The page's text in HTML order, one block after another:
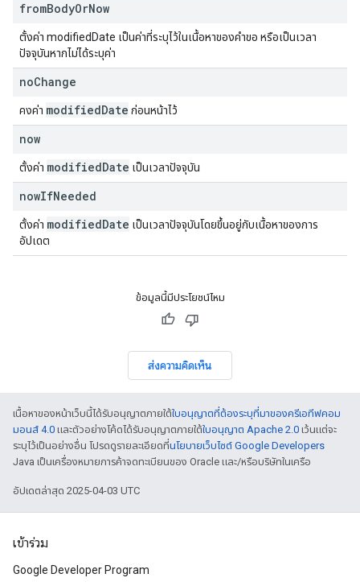
fromBodyOrNow
ตั้งค่า modifiedDate เป็นค่าที่ระบุไว้ในเนื้อหาของคำขอ หรือเป็นเวลา
ปัจจุบันหากไม่ได้ระบุค่า
noChange
คงค่า modifiedDate ก่อนหน้าไว้
now
ตั้งค่า modifiedDate เป็นเวลาปัจจุบัน
nowIfNeeded
ตั้งค่า modifiedDate เป็นเวลาปัจจุบันโดยขึ้นอยู่กับเนื้อหาของการ
อัปเดต
ข้อมูลนี้มีประโยชน์ไหม
ส่งความคิดเห็น
เนื้อหาของหน้าเว็บนี้ได้รับอนุญาตภายใต้ใบอนุญาตที่ต้องระบุที่มาของครีเอทีฟคอม
มอนส์ 4.0 และตัวอย่างโค้ดได้รับอนุญาตภายใต้ใบอนุญาต Apache 2.0 เว้นแต่จะ
ระบุไว้เป็นอย่างอื่น โปรดดูรายละเอียดที่นโยบายเว็บไซต์ Google Developers
Java เป็นเครื่องหมายการค้าจดทะเบียนของ Oracle และ/หรือบริษัทในเครือ
อัปเดตล่าสุด 2025-04-03 UTC
เข้าร่วม
Google Developer Program